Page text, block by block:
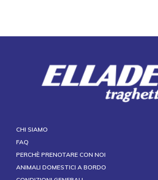
CHI SIAMO
FAQ
PERCHÈ PRENOTARE CON NOI
ANIMALI DOMESTICI A BORDO